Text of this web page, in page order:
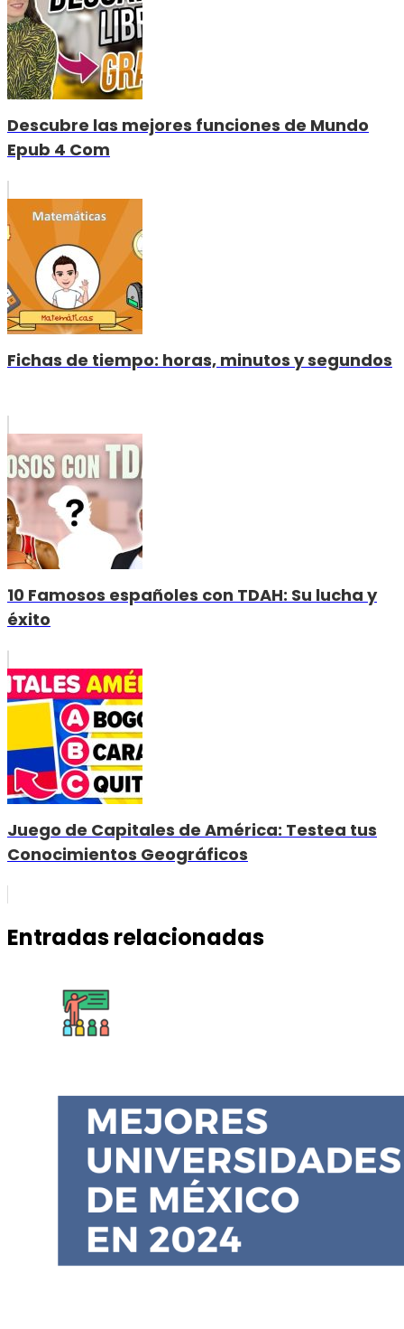
Descubre las mejores funciones de Mundo
Epub 4 Com
Fichas de tiempo: horas, minutos y segundos
10 Famosos españoles con TDAH: Su lucha y
éxito
Juego de Capitales de América: Testea tus
Conocimientos Geográficos
Entradas relacionadas